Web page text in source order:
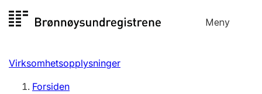
til
Meny
Registersøk
Aksjeselskap
Virksomhetsopplysninger
Forsiden